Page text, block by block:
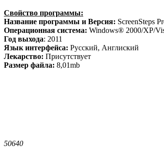
Свойство программы:
Название программы и Версия: ScreenSteps
Операционная система: Windows® 2000/XP/
Год выхода: 2011
Язык интерфейса: Русский, Англиский
Лекарство: Присутствует
Размер файла: 8,01mb
50640